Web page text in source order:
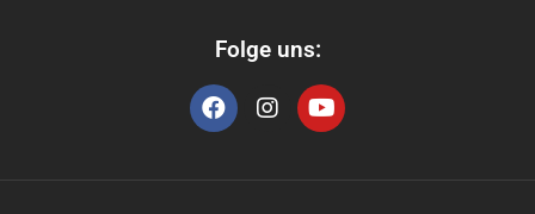
Folge uns: